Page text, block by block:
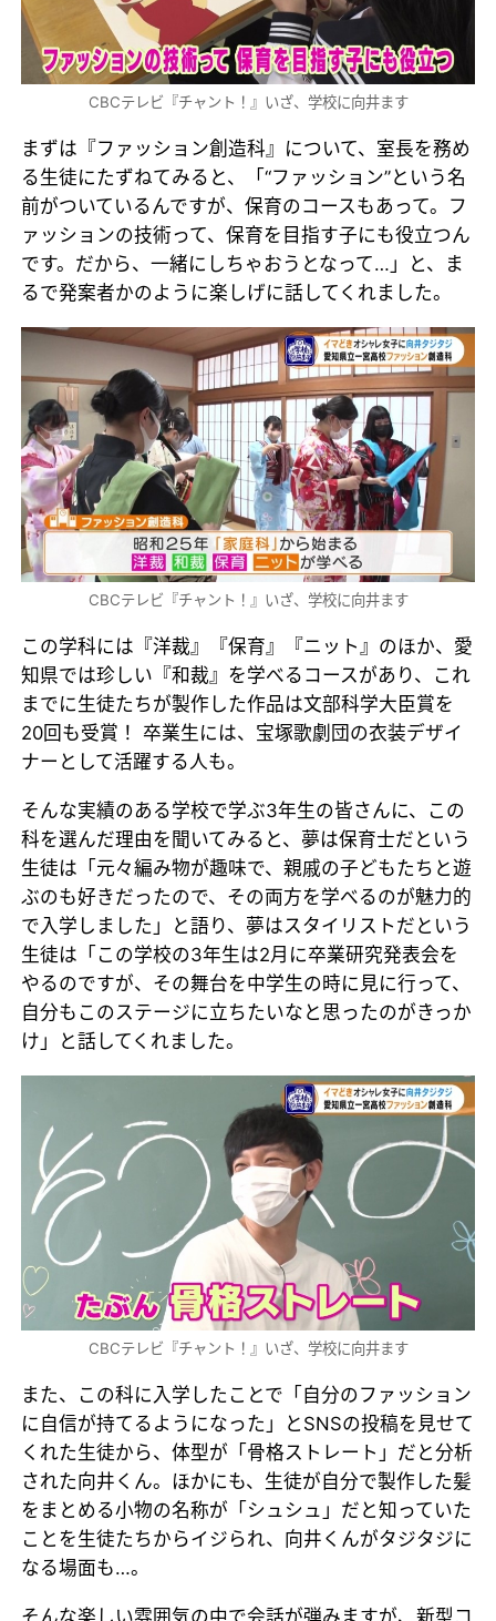
CBCテレビ『チャント！』いざ、学校に向井ます
まずは『ファッション創造科』について、室長を務め
る生徒にたずねてみると、「“ファッション”という名
前がついているんですが、保育のコースもあって。フ
ァッションの技術って、保育を目指す子にも役立つん
です。だから、一緒にしちゃおうとなって…」と、ま
るで発案者かのように楽しげに話してくれました。
CBCテレビ『チャント！』いざ、学校に向井ます
この学科には『洋裁』『保育』『ニット』のほか、愛
知県では珍しい『和裁』を学べるコースがあり、これ
までに生徒たちが製作した作品は文部科学大臣賞を
20回も受賞！ 卒業生には、宝塚歌劇団の衣装デザイ
ナーとして活躍する人も。
そんな実績のある学校で学ぶ3年生の皆さんに、この
科を選んだ理由を聞いてみると、夢は保育士だという
生徒は「元々編み物が趣味で、親戚の子どもたちと遊
ぶのも好きだったので、その両方を学べるのが魅力的
で入学しました」と語り、夢はスタイリストだという
生徒は「この学校の3年生は2月に卒業研究発表会を
やるのですが、その舞台を中学生の時に見に行って、
自分もこのステージに立ちたいなと思ったのがきっか
け」と話してくれました。
CBCテレビ『チャント！』いざ、学校に向井ます
また、この科に入学したことで「自分のファッション
に自信が持てるようになった」とSNSの投稿を見せて
くれた生徒から、体型が「骨格ストレート」だと分析
された向井くん。ほかにも、生徒が自分で製作した髪
をまとめる小物の名称が「シュシュ」だと知っていた
ことを生徒たちからイジられ、向井くんがタジタジに
なる場面も…。